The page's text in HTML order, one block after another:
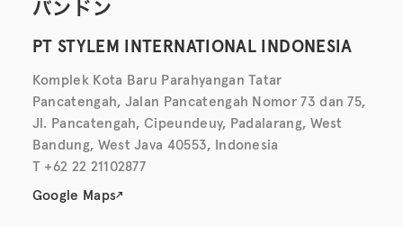
バンドン
PT STYLEM INTERNATIONAL INDONESIA
Komplek Kota Baru Parahyangan Tatar
Pancatengah, Jalan Pancatengah Nomor 73 dan 75,
Jl. Pancatengah, Cipeundeuy, Padalarang, West
Bandung, West Java 40553, Indonesia
T +62 22 21102877
Google Maps